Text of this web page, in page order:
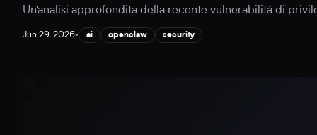
Un'analisi approfondita della recente vulnerabilità di
Jun 29, 2026• ai openclaw security